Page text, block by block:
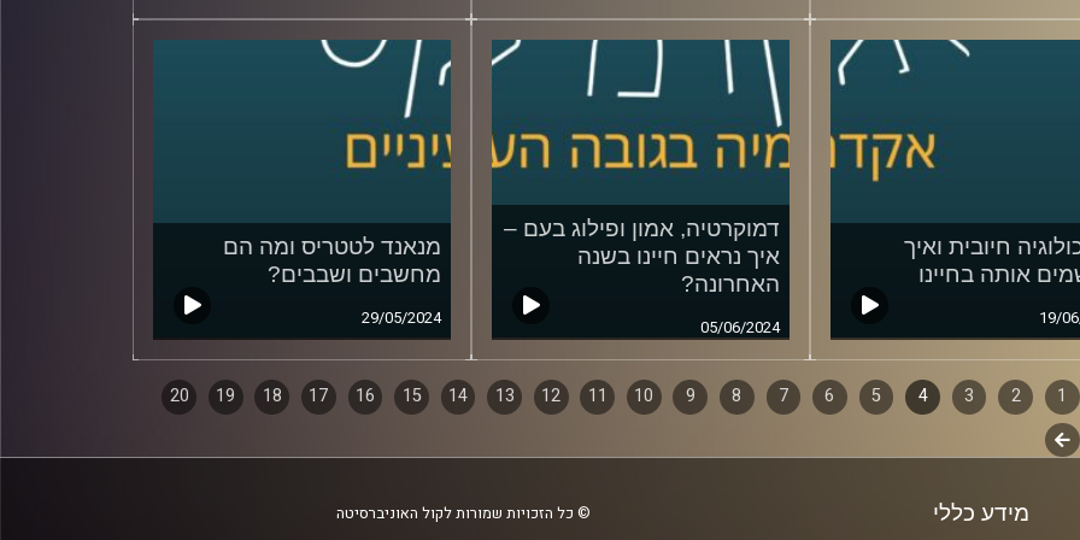
חיובית ואיך
אותה בחיינו
19/
דמוקרטיה, אמון ופילוג בעם –
איך נראים חיינו בשנה
האחרונה?
05/06/2024
מנאנד לטטריס ומה הם
מחשבים ושבבים?
29/05/2024
1
2
3
4
5
6
7
8
9
10
11
12
13
14
15
16
17
18
19
20
לשלב
מידע כללי © כל הזכויות שמורות לקול האוניברסיטה